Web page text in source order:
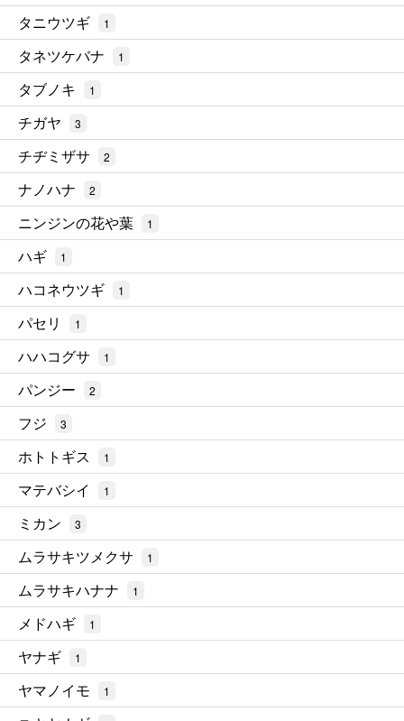
タニウツギ 1
タネツケバナ 1
タブノキ 1
チガヤ 3
チヂミザサ 2
ナノハナ 2
ニンジンの花や葉 1
ハギ 1
ハコネウツギ 1
パセリ 1
ハハコグサ 1
パンジー 2
フジ 3
ホトトギス 1
マテバシイ 1
ミカン 3
ムラサキツメクサ 1
ムラサキハナナ 1
メドハギ 1
ヤナギ 1
ヤマノイモ 1